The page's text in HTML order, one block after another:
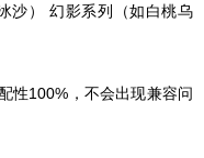
沙） 幻影系列（如白桃乌
性100%，不会出现兼容问